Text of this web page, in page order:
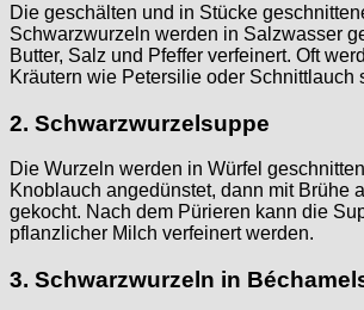
Die geschälten und in Stücke
Schwarzwurzeln werden in Salzwasser
Butter, Salz und Pfeffer verfeinert. Oft
Kräutern wie Petersilie oder Schnittlauch
2. Schwarzwurzelsuppe
Die Wurzeln werden in Würfel
Knoblauch angedünstet, dann mit Brühe
gekocht. Nach dem Pürieren kann die
pflanzlicher Milch verfeinert werden.
3. Schwarzwurzeln in